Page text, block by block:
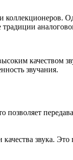
качеством
звучания.
звука.